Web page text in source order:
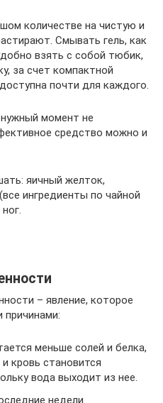
количестве на чистую и
Смывать гель, как
взять с собой тюбик,
за счет компактной
почти для каждого.
нужный момент не
средство можно и
яичный желток,
ингредиенты по чайной
– явление, которое
меньше солей и белка,
кровь становится
вода выходит из нее.
недели